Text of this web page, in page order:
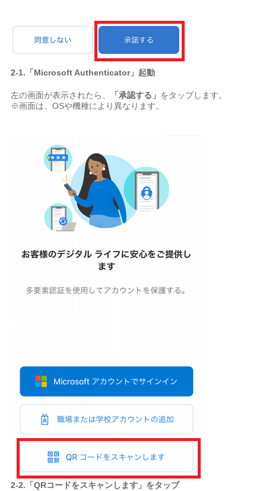
2-1.「Microsoft Authenticator」起動
左の画面が表示されたら、 「承認する」 をタップします。
※画面は、OSや機種により異なります。
2-2.「QRコードをスキャンします」をタップ